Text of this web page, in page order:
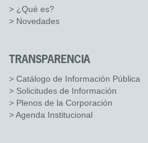
> ¿Qué es?
> Novedades
TRANSPARENCIA
> Catálogo de Información Pública
> Solicitudes de Información
> Plenos de la Corporación
> Agenda Institucional